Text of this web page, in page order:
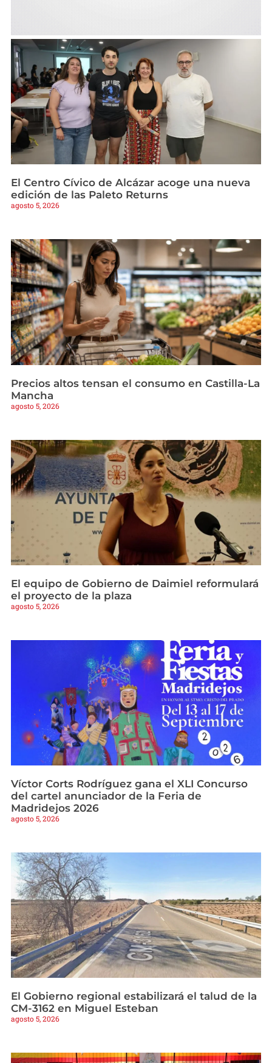
El Centro Cívico de Alcázar acoge una nueva
edición de las Paleto Returns
agosto 5, 2026
Precios altos tensan el consumo en Castilla-La
Mancha
agosto 5, 2026
El equipo de Gobierno de Daimiel reformulará
el proyecto de la plaza
agosto 5, 2026
Víctor Corts Rodríguez gana el XLI Concurso
del cartel anunciador de la Feria de
Madridejos 2026
agosto 5, 2026
El Gobierno regional estabilizará el talud de la
CM-3162 en Miguel Esteban
agosto 5, 2026